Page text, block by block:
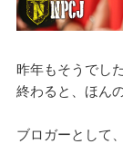
昨年もそうでし
終わると、ほん
ブロガーとして